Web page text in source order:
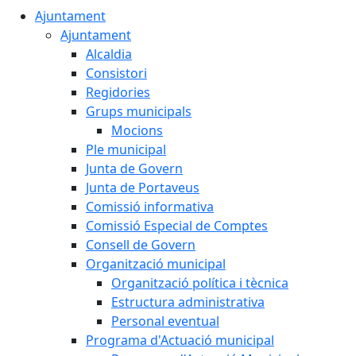
Ajuntament
Ajuntament
Alcaldia
Consistori
Regidories
Grups municipals
Mocions
Ple municipal
Junta de Govern
Junta de Portaveus
Comissió informativa
Comissió Especial de Comptes
Consell de Govern
Organització municipal
Organització política i tècnica
Estructura administrativa
Personal eventual
Programa d'Actuació municipal